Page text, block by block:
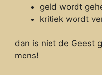
geld wordt
kritiek wordt
dan is niet de Geest
mens!